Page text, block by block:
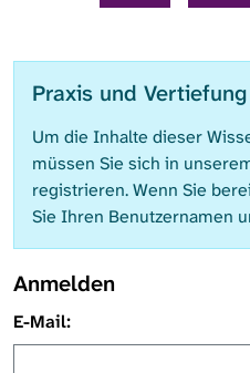
Praxis und Vertiefung
Um die Inhalte dieser
müssen Sie sich in
registrieren. Wenn Sie
Sie Ihren Benutzernamen
Anmelden
E-Mail: